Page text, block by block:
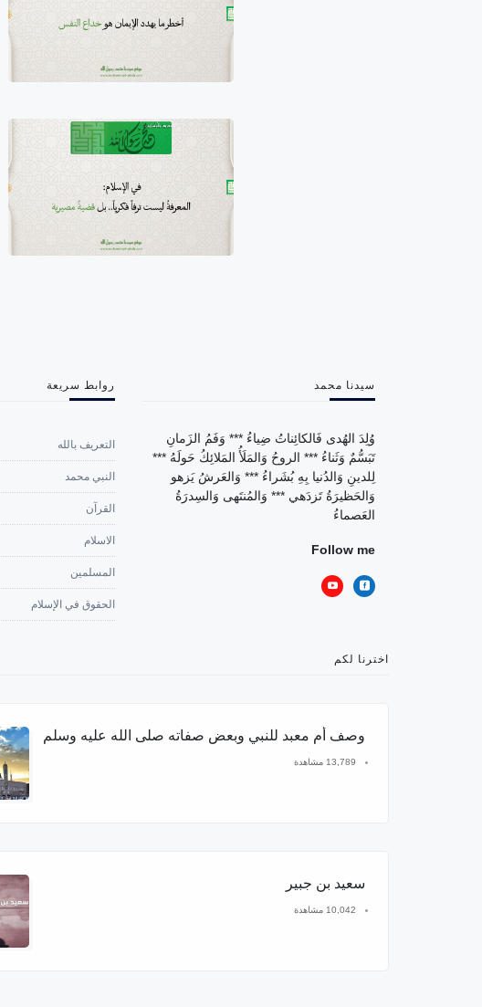
سيدنا محمد
وُلِدَ الهُدى فَالكائِناتُ ضِياءُ *** وَفَمُ الزَمانِ
تَبَسُّمٌ وَثَناءُ *** الروحُ وَالمَلَأُ المَلائِكُ حَولَهُ ***
لِلدينِ وَالدُنيا بِهِ بُشَراءُ *** وَالعَرشُ يَزهو
وَالحَظيرَةُ تَزدَهي *** وَالمُنتَهى وَالسِدرَةُ
العَصماءُ
Follow me
روابط سريعة
التعريف بالله
النبي محمد
القرآن
الاسلام
المسلمين
الحقوق في الإسلام
اخترنا لكم
وصف أم معبد للنبي وبعض صفاته صلى الله عليه وسلم
13,789 مشاهدة
سعيد بن جبير
10,042 مشاهدة